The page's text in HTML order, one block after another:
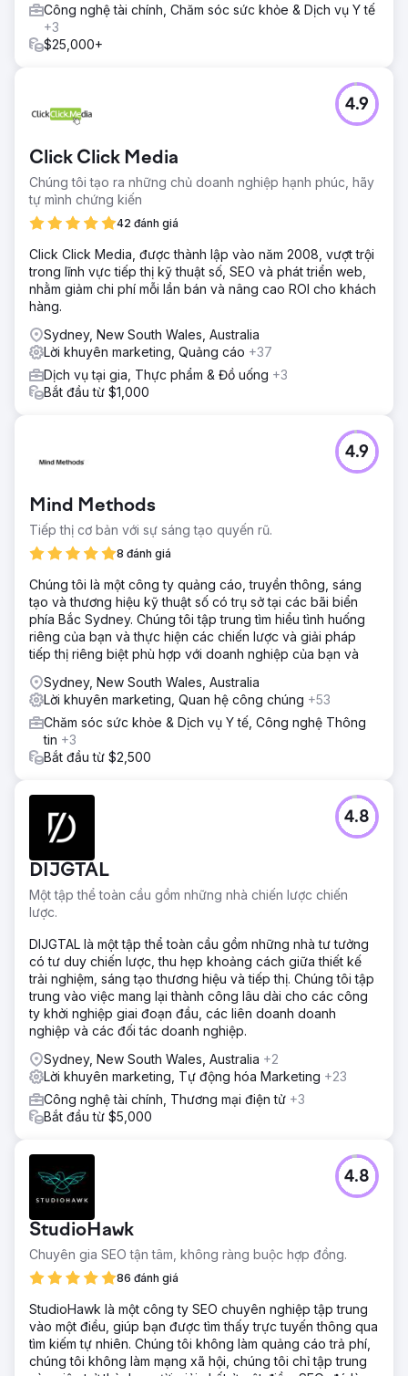
Công nghệ tài chính, Chăm sóc sức khỏe & Dịch vụ Y tế
+3
$25,000+
Click Click Media
Chúng tôi tạo ra những chủ doanh nghiệp hạnh phúc, hãy
tự mình chứng kiến
42 đánh giá
4.9
Click Click Media, được thành lập vào năm 2008, vượt trội
trong lĩnh vực tiếp thị kỹ thuật số, SEO và phát triển web,
nhằm giảm chi phí mỗi lần bán và nâng cao ROI cho khách
hàng.
Sydney, New South Wales, Australia
Lời khuyên marketing, Quảng cáo +37
Dịch vụ tại gia, Thực phẩm & Đồ uống +3
Bắt đầu từ $1,000
Mind Methods
Tiếp thị cơ bản với sự sáng tạo quyến rũ.
8 đánh giá
4.9
Chúng tôi là một công ty quảng cáo, truyền thông, sáng
tạo và thương hiệu kỹ thuật số có trụ sở tại các bãi biển
phía Bắc Sydney. Chúng tôi tập trung tìm hiểu tình huống
riêng của bạn và thực hiện các chiến lược và giải pháp
tiếp thị riêng biệt phù hợp với doanh nghiệp của bạn và
Sydney, New South Wales, Australia
Lời khuyên marketing, Quan hệ công chúng +53
Chăm sóc sức khỏe & Dịch vụ Y tế, Công nghệ Thông
tin +3
Bắt đầu từ $2,500
DIJGTAL
Một tập thể toàn cầu gồm những nhà chiến lược chiến
lược.
4.8
DIJGTAL là một tập thể toàn cầu gồm những nhà tư tưởng
có tư duy chiến lược, thu hẹp khoảng cách giữa thiết kế
trải nghiệm, sáng tạo thương hiệu và tiếp thị. Chúng tôi tập
trung vào việc mang lại thành công lâu dài cho các công
ty khởi nghiệp giai đoạn đầu, các liên doanh doanh
nghiệp và các đối tác doanh nghiệp.
Sydney, New South Wales, Australia +2
Lời khuyên marketing, Tự động hóa Marketing +23
Công nghệ tài chính, Thương mại điện tử +3
Bắt đầu từ $5,000
StudioHawk
Chuyên gia SEO tận tâm, không ràng buộc hợp đồng.
86 đánh giá
4.8
StudioHawk là một công ty SEO chuyên nghiệp tập trung
vào một điều, giúp bạn được tìm thấy trực tuyến thông qua
tìm kiếm tự nhiên. Chúng tôi không làm quảng cáo trả phí,
chúng tôi không làm mạng xã hội, chúng tôi chỉ tập trung